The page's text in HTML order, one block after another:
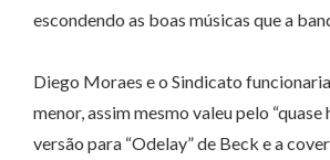
escondendo as boas músicas que a
Diego Moraes e o Sindicato
menor, assim mesmo valeu pelo “quase
versão para “Odelay” de Beck e a